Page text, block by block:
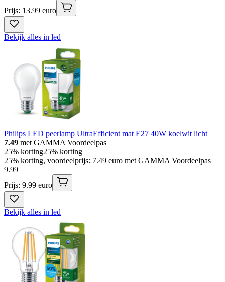
Prijs: 13.99 euro
Bekijk alles in led
Philips LED peerlamp UltraEfficient mat E27 40W koelwit licht
7.49 met GAMMA Voordeelpas
25% korting25% korting
25% korting, voordeelprijs: 7.49 euro met GAMMA Voordeelpas
9.99
Prijs: 9.99 euro
Bekijk alles in led